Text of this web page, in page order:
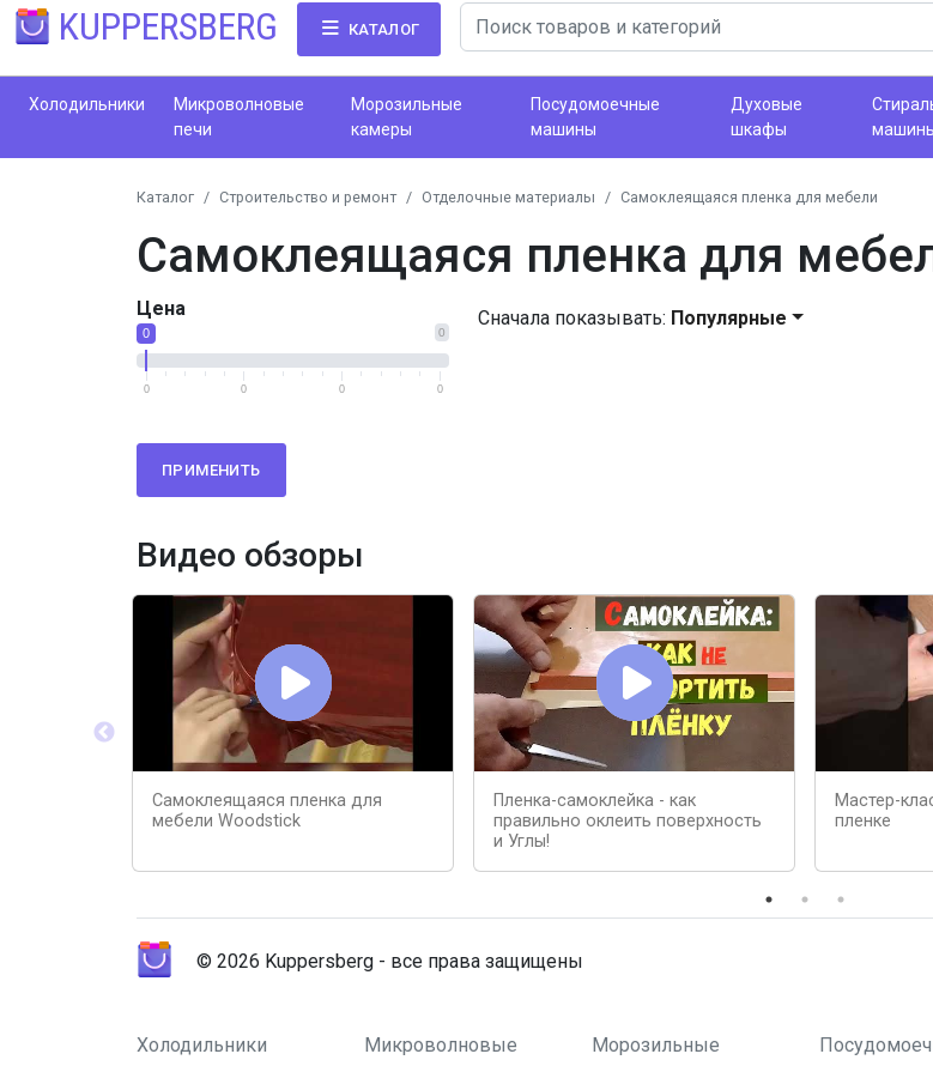
KUPPERSBERG КАТАЛОГ
Холодильники
Микроволновые
печи
Морозильные
камеры
Посудомоечные
машины
Духовые
шкафы
Каталог Строительство и ремонт Отделочные материалы Самоклеящаяся пленка для мебели
Самоклеящаяся пленка для
Цена
0
0
0 0 0 0
ПРИМЕНИТЬ
Сначала показывать: Популярные
Видео обзоры
Самоклеящаяся пленка для
мебели Woodstick
Пленка-самоклейка - как
правильно оклеить поверхность
и Углы!
Мастер-
пленке
© 2026 Kuppersberg - все права защищены
Холодильники
Микроволновые
Морозильные